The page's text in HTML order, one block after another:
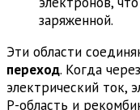
заряженной.
Эти области
переход. Когда
электрический ток,
P-область и